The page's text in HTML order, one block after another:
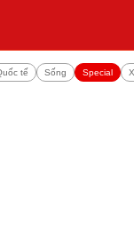
tế Sống Special